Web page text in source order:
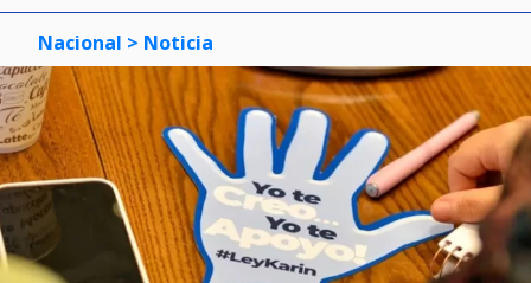
Nacional > Noticia